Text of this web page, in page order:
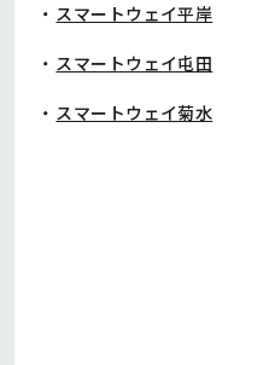
スマートウェイ平岸
スマートウェイ屯田
スマートウェイ菊水